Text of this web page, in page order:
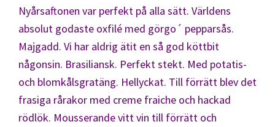
Nyårsaftonen var perfekt på alla sätt. Världens
absolut godaste oxfilé med görgo´ pepparsås.
Majgadd. Vi har aldrig ätit en så god köttbit
någonsin. Brasiliansk. Perfekt stekt. Med potatis-
och blomkålsgratäng. Hellyckat. Till förrätt blev det
frasiga rårakor med creme fraiche och hackad
rödlök. Mousserande vitt vin till förrätt och